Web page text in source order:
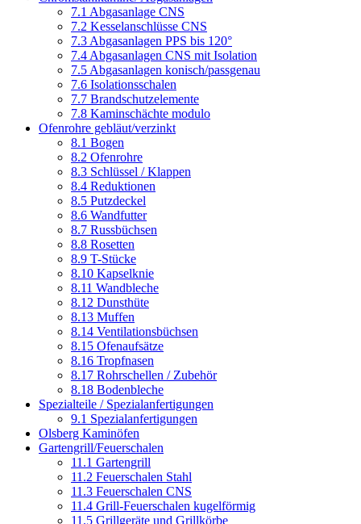
7.1 Abgasanlage CNS
7.2 Kesselanschlüsse CNS
7.3 Abgasanlagen PPS bis 120°
7.4 Abgasanlagen CNS mit Isolation
7.5 Abgasanlagen konisch/passgenau
7.6 Isolationsschalen
7.7 Brandschutzelemente
7.8 Kaminschächte modulo
Ofenrohre gebläut/verzinkt
8.1 Bogen
8.2 Ofenrohre
8.3 Schlüssel / Klappen
8.4 Reduktionen
8.5 Putzdeckel
8.6 Wandfutter
8.7 Russbüchsen
8.8 Rosetten
8.9 T-Stücke
8.10 Kapselknie
8.11 Wandbleche
8.12 Dunsthüte
8.13 Muffen
8.14 Ventilationsbüchsen
8.15 Ofenaufsätze
8.16 Tropfnasen
8.17 Rohrschellen / Zubehör
8.18 Bodenbleche
Spezialteile / Spezialanfertigungen
9.1 Spezialanfertigungen
Olsberg Kaminöfen
Gartengrill/Feuerschalen
11.1 Gartengrill
11.2 Feuerschalen Stahl
11.3 Feuerschalen CNS
11.4 Grill-Feuerschalen kugelförmig
11.5 Grillgeräte und Grillkörbe